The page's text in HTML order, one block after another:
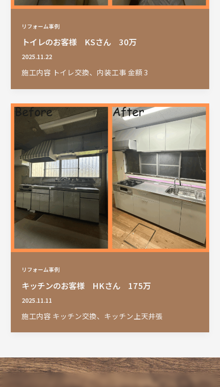
リフォーム事例
トイレのお客様 KSさん 30万
2025.11.22
施工内容 トイレ交換、内装工事 金額 3
リフォーム事例
キッチンのお客様 HKさん 175万
2025.11.11
施工内容 キッチン交換、キッチン上天井張